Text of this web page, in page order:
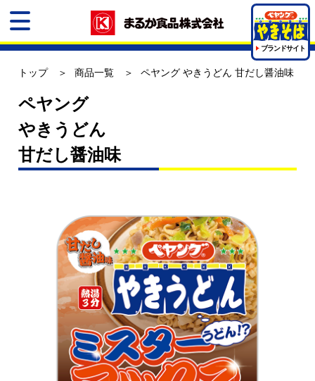
ブランドサイト
トップ 商品一覧 ペヤング やきうどん 甘だし醤油味
ペヤング
やきうどん
甘だし醤油味